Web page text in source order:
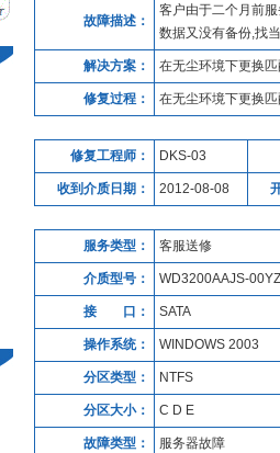
故障描述：
客户由于二个月前
数据又没有备份,找
解决方案： 在无尘环境下更换
修复过程： 在无尘环境下更换
修复工程师： DKS-03
收到介质日期： 2012-08-08
服务类型： 客服送修
介质型号： WD3200AAJS-
接 口： SATA
操作系统： WINDOWS 2003
分区类型： NTFS
分区大小： C D E
故障类型： 服务器故障